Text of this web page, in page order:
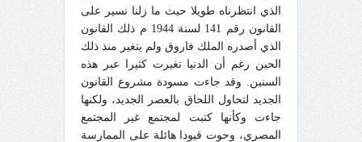
الذي انتظرناه طويلا حيث ما زلنا نسير على
القانون رقم 141 لسنة 1944 م ذلك القانون
الذي أصدره الملك فاروق ولم يتغير منذ ذلك
الحين رغم أن الدنيا تغيرت كثيرا عبر هذه
السنين. وقد جاءت مسودة مشروع القانون
الجديد لتحاول اللحاق بالعصر الجديد، ولكنها
جاءت وكأنها كتبت لمجتمع غير المجتمع
المصري، وحوت قيودا هائلة على الممارسة